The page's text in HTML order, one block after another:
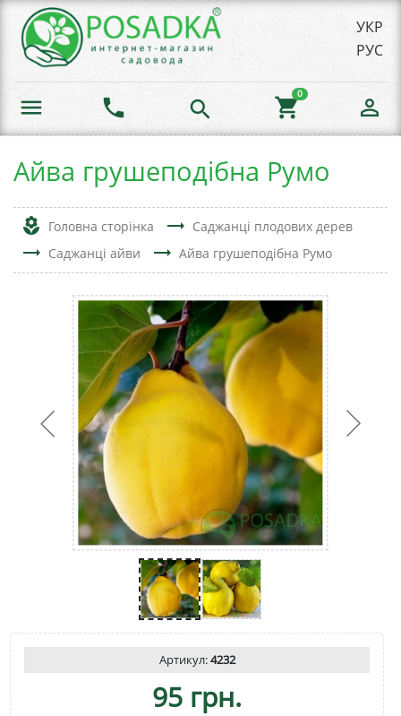
УКР
РУС
menu phone search shopping_cart
0
person_outline
Айва грушеподібна Румо
local_florist Головна сторінка trending_flat Саджанці плодових дерев
trending_flat Саджанці айви trending_flat Айва грушеподібна Румо
Артикул:4232
95 грн.